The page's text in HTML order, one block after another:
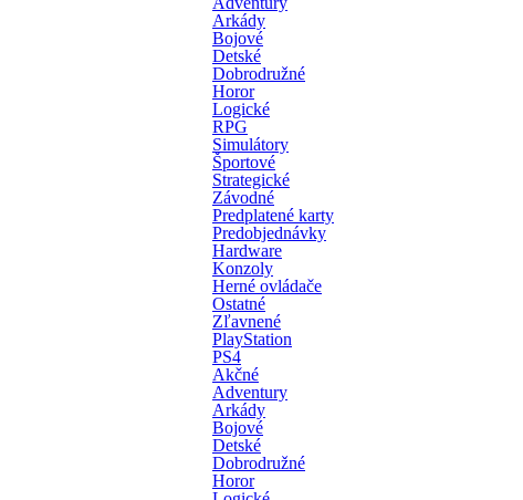
Arkády
Bojové
Detské
Dobrodružné
Horor
Logické
RPG
Simulátory
Športové
Strategické
Závodné
Predplatené karty
Predobjednávky
Hardware
Konzoly
Herné ovládače
Ostatné
Zľavnené
PlayStation
PS4
Akčné
Adventury
Arkády
Bojové
Detské
Dobrodružné
Horor